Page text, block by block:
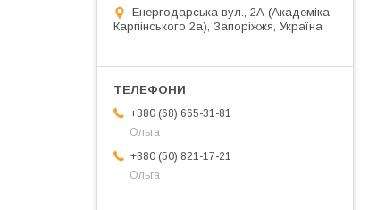
Енергодарська вул., 2А (Академіка
Карпінського 2а), Запоріжжя, Україна
+380 (68) 665-31-81
Ольга
+380 (50) 821-17-21
Ольга